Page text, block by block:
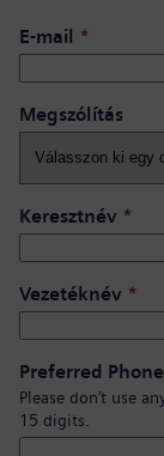
E-mail *
Megszólítás
Keresztnév *
Vezetéknév *
Preferred Phone
Please don’t use
15 digits.